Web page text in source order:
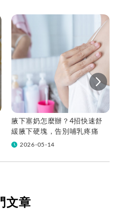
腋下塞奶怎麼辦？4招快速舒
緩腋下硬塊，告別哺乳疼痛
2026-05-14
文章